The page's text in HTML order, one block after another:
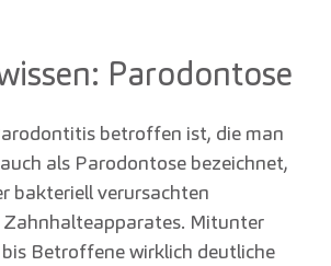
Parodontose
betroffen ist, die man
als Parodontose bezeichnet,
bakteriell verursachten
Zahnhalteapparates. Mitunter
bis Betroffene wirklich deutliche